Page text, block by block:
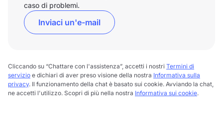
caso di problemi.
Inviaci un'e-mail
Cliccando su “Chattare con l'assistenza”, accetti i nostri Termini di
servizio e dichiari di aver preso visione della nostra Informativa sulla
privacy. Il funzionamento della chat è basato sui cookie. Avviando la chat,
ne accetti l'utilizzo. Scopri di più nella nostra Informativa sui cookie.